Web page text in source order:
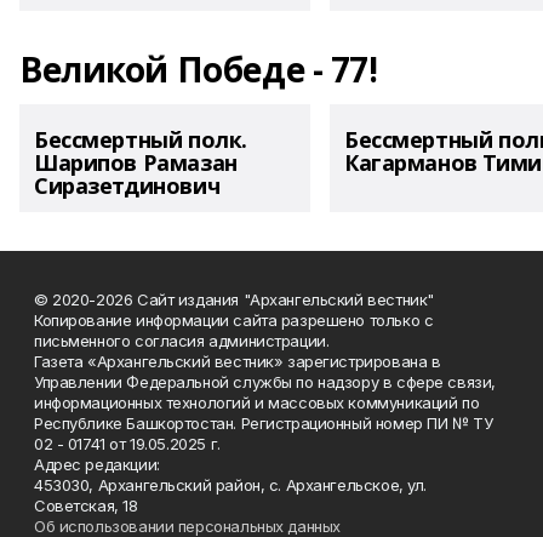
Великой Победе - 77!
Бессмертный полк.
Шарипов Рамазан
Сиразетдинович
Бессмертный
Кагарманов
© 2020-2026 Сайт издания "Архангельский вестник"
Копирование информации сайта разрешено только с
письменного согласия администрации.
Газета «Архангельский вестник» зарегистрирована в
Управлении Федеральной службы по надзору в сфере связи,
информационных технологий и массовых коммуникаций по
Республике Башкортостан. Регистрационный номер ПИ № ТУ
02 - 01741 от 19.05.2025 г.
Адрес редакции:
453030, Архангельский район, с. Архангельское, ул.
Советская, 18
Об использовании персональных данных